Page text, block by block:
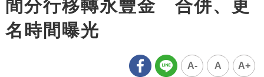
間分行移轉永豐金 合併、更
名時間曝光
A- A A+